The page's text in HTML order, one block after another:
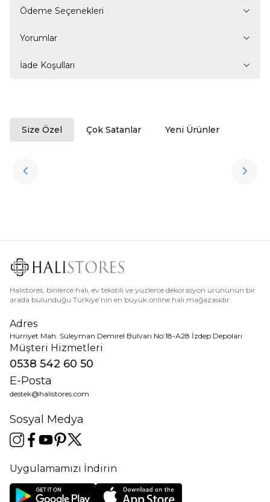
Ödeme Seçenekleri
Yorumlar
İade Koşulları
Size Özel Çok Satanlar Yeni Ürünler
Favorilere Ekle
Halıstores
3.909,80
Halıstores, binlerce halı, ev tekstili ve yüzlerce dekorasyon ürününün bir
arada bulunduğu Türkiye’nin en büyük online halı mağazasıdır.
Adres
Hürriyet Mah. Süleyman Demirel Bulvarı No:18-A28 İzdep Depoları
Müşteri Hizmetleri
0538 542 60 50
E-Posta
destek@halistores.com
Sosyal Medya
Uygulamamızı İndirin